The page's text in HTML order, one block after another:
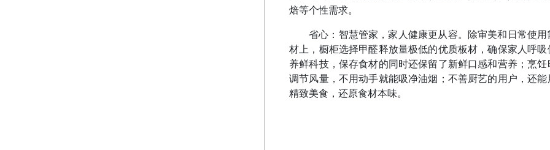
焙等个性需求。
省心：智慧管家，家人健康更从容。除审美和日常使
材上，橱柜选择甲醛释放量极低的优质板材，确保家人呼
养鲜科技，保存食材的同时还保留了新鲜口感和营养；烹
调节风量，不用动手就能吸净油烟；不善厨艺的用户，还
精致美食，还原食材本味。